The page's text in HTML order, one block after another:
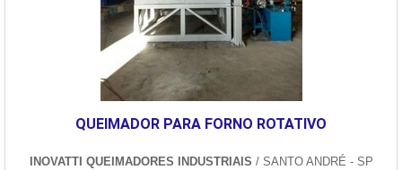
QUEIMADOR PARA FORNO ROTATIVO
INOVATTI QUEIMADORES INDUSTRIAIS / SANTO ANDRÉ - SP